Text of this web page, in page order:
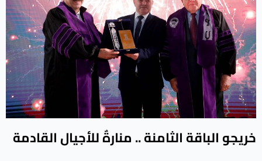
خريجو الباقة الثامنة .. منارةٌ للأجيال القادمة